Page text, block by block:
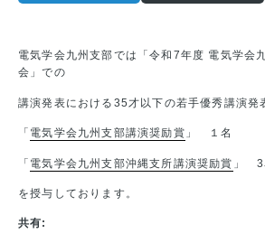
電気学会九州支部では「令和7年度 電気学会
会」での
講演発表における35才以下の若手優秀講演発
「 電気学会九州支部講演奨励賞 」 １名
「 電気学会九州支部沖縄支所講演奨励賞 」 3
を授与しております。
共有: